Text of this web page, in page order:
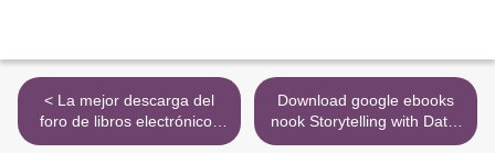
< La mejor descarga del
foro de libros electrónicos
SIEMPRE SERA INVIERNO
Download google ebooks
nook Storytelling with Data:
Let's Practice! ePub MOBI